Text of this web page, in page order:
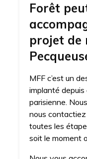
Forêt
projet de
MFF c’est un
implanté
parisienne.
nous
toutes les
soit le moment